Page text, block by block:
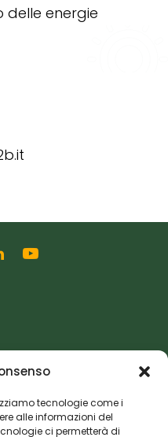
tecnologie come i
alle informazioni del
ci permetterà di
energie